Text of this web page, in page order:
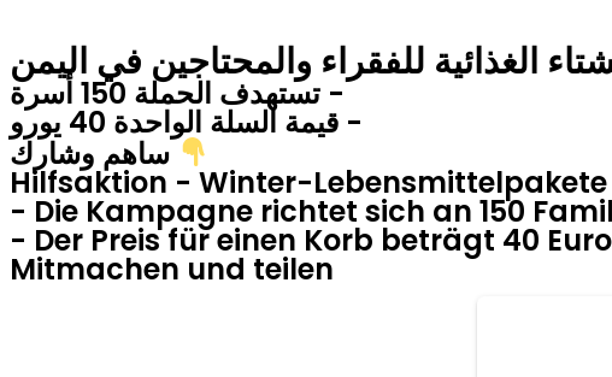
الغذائية للفقراء والمحتاجين في اليمن
تستهدف الحملة 150 أسرة -
قيمة السلة الواحدة 40 يورو -
ساهم وشارك
Hilfsaktion - Winter-
- Die Kampagne richtet sich an 150
- Der Preis für einen Korb beträgt 40 Euro
Mitmachen und teilen